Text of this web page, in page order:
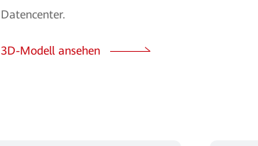
Datencenter.
3D-Modell ansehen